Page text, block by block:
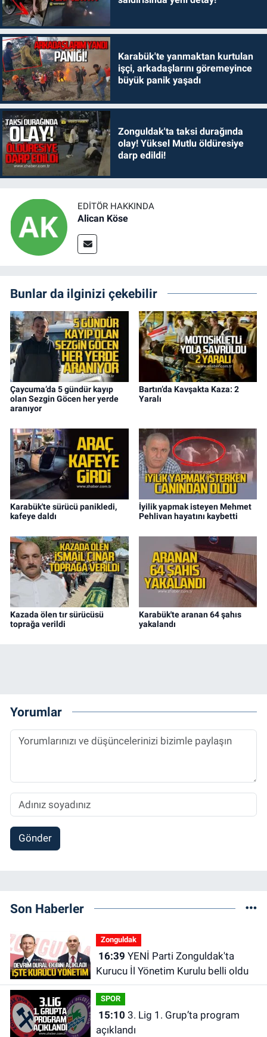
Karabük'te yanmaktan kurtulan
işçi, arkadaşlarını göremeyince
büyük panik yaşadı
Zonguldak'ta taksi durağında
olay! Yüksel Mutlu öldüresiye
darp edildi!
EDITÖR HAKKINDA
Alican Köse
Bunlar da ilginizi çekebilir
Çaycuma’da 5 gündür kayıp
olan Sezgin Göcen her yerde
aranıyor
Bartın’da Kavşakta Kaza: 2
Yaralı
Karabük'te sürücü panikledi,
kafeye daldı
İyilik yapmak isteyen Mehmet
Pehlivan hayatını kaybetti
Kazada ölen tır sürücüsü
toprağa verildi
Karabük'te aranan 64 şahıs
yakalandı
Yorumlar
Gönder
Son Haberler
Zonguldak
16:39
Kurucu İl Yönetim Kurulu belli oldu
SPOR
15:10
açıklandı